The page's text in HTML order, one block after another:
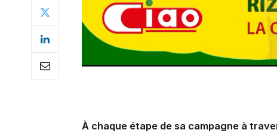
À chaque étape de sa campagne à